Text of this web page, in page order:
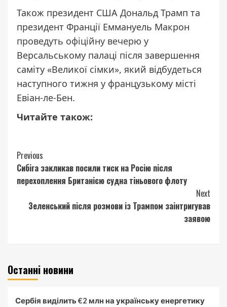
Також президент США Дональд Трамп та
президент Франції Еммануель Макрон
проведуть офіційну вечерю у
Версальському палаці після завершення
саміту «Великої сімки», який відбудеться
наступного тижня у французькому місті
Евіан-ле-Бен.
Читайте також:
Continue
Reading
Previous
Сибіга закликав посили тиск на Росію після
перехоплення Британією судна тіньового флоту
Next
Зеленський після розмови із Трампом заінтригував
заявою
Останні новини
Сербія виділить €2 млн на українську енергетику